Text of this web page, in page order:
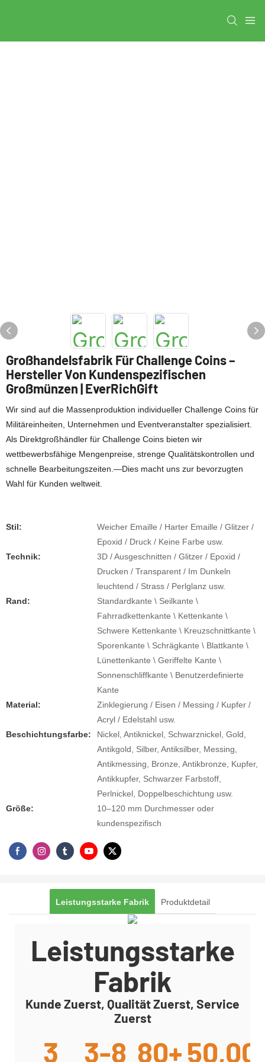
Großhandelsfabrik Für Challenge Coins –
Hersteller Von Kundenspezifischen
Großmünzen | EverRichGift
Wir sind auf die Massenproduktion individueller Challenge Coins für
Militäreinheiten, Unternehmen und Eventveranstalter spezialisiert.
Als Direktgroßhändler für Challenge Coins bieten wir
wettbewerbsfähige Mengenpreise, strenge Qualitätskontrollen und
schnelle Bearbeitungszeiten.—Dies macht uns zur bevorzugten
Wahl für Kunden weltweit.
Stil:
Weicher Emaille / Harter Emaille / Glitzer /
Epoxid / Druck / Keine Farbe usw.
Technik:
3D / Ausgeschnitten / Glitzer / Epoxid /
Drucken / Transparent / Im Dunkeln
leuchtend / Strass / Perlglanz usw.
Rand:
Standardkante \ Seilkante \
Fahrradkettenkante \ Kettenkante \
Schwere Kettenkante \ Kreuzschnittkante \
Sporenkante \ Schrägkante \ Blattkante \
Lünettenkante \ Geriffelte Kante \
Sonnenschliffkante \ Benutzerdefinierte
Kante
Material:
Zinklegierung / Eisen / Messing / Kupfer /
Acryl / Edelstahl usw.
Beschichtungsfarbe:
Nickel, Antiknickel, Schwarznickel, Gold,
Antikgold, Silber, Antiksilber, Messing,
Antikmessing, Bronze, Antikbronze, Kupfer,
Antikkupfer, Schwarzer Farbstoff,
Perlnickel, Doppelbeschichtung usw.
Größe:
10–120 mm Durchmesser oder
kundenspezifisch
Leistungsstarke Fabrik Produktdetail
Leistungsstarke
Fabrik
Kunde Zuerst, Qualität Zuerst, Service
Zuerst
3 3-8 80+